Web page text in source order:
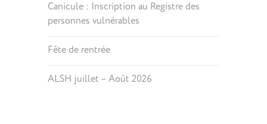
Canicule : Inscription au Registre des
personnes vulnérables
Fête de rentrée
ALSH juillet – Août 2026